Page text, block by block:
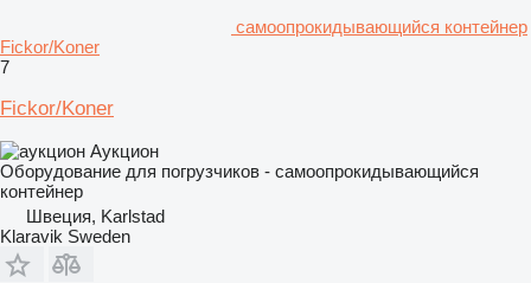
самоопрокидывающийся контейнер
Fickor/Koner
7
Fickor/Koner
Аукцион
Оборудование для погрузчиков - самоопрокидывающийся
контейнер
Швеция, Karlstad
Klaravik Sweden